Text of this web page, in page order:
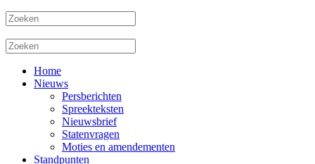
Home
Nieuws
Persberichten
Spreekteksten
Nieuwsbrief
Statenvragen
Moties en amendementen
Standpunten